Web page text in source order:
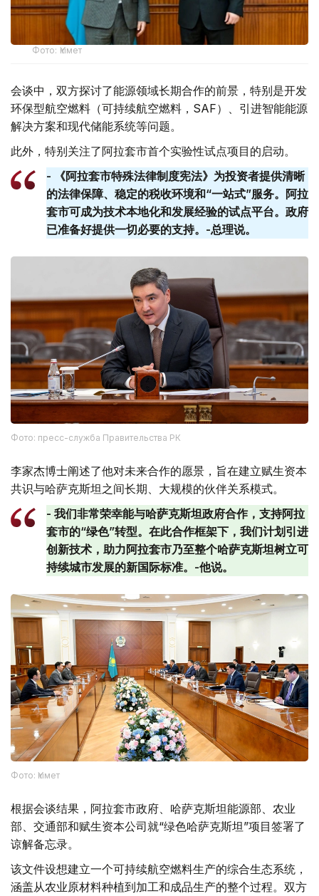
Фото: Үкімет
会谈中，双方探讨了能源领域长期合作的前景，特别是开发
环保型航空燃料（可持续航空燃料，SAF）、引进智能能源
解决方案和现代储能系统等问题。
此外，特别关注了阿拉套市首个实验性试点项目的启动。
- 《阿拉套市特殊法律制度宪法》为投资者提供清晰
的法律保障、稳定的税收环境和“一站式”服务。阿拉
套​​市可成为技术本地化和发展经验的试点平台。政府
已准备好提供一切必要的支持。-总理说。
Фото: пресс-служба Правительства РК
李家杰博士阐述了他对未来合作的愿景，旨在建立赋生资本
共识与哈萨克斯坦之间长期、大规模的伙伴关系模式。
- 我们非常荣幸能与哈萨克斯坦政府合作，支持阿拉
套市的“绿色”转型。在此合作框架下，我们计划引进
创新技术，助力阿拉套市乃至整个哈萨克斯坦树立可
持续城市发展的新国际标准。-他说。
Фото: Үкімет
根据会谈结果，阿拉套市政府、哈萨克斯坦能源部、农业
部、交通部和赋生资本公司就“绿色哈萨克斯坦”项目签署了
谅解备忘录。
该文件设想建立一个可持续航空燃料生产的综合生态系统，
涵盖从农业原材料种植到加工和成品生产的整个过程。双方